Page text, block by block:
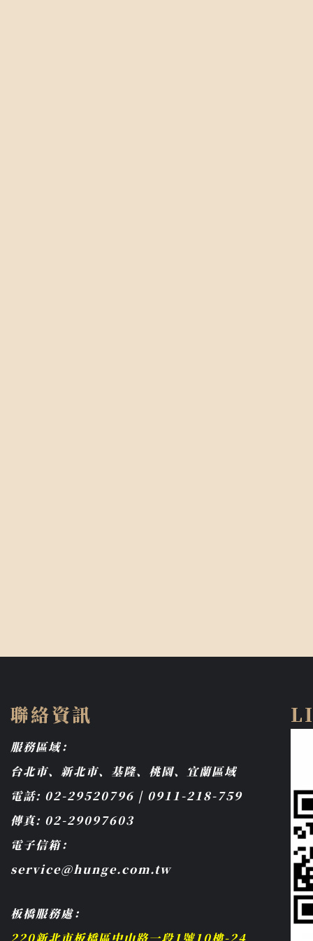
聯絡資訊
服務區域：
台北市、新北市、基隆、桃園、宜蘭區域
電話: 02-29520796 | 0911-218-759
傳真: 02-29097603
電子信箱：
service@hunge.com.tw
板橋服務處：